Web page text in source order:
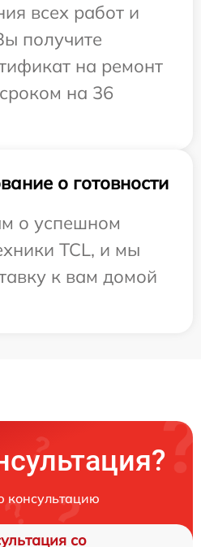
всех работ и
получите
на ремонт
на 36
о готовности
о успешном
TCL, и мы
к вам домой
консультацию
со